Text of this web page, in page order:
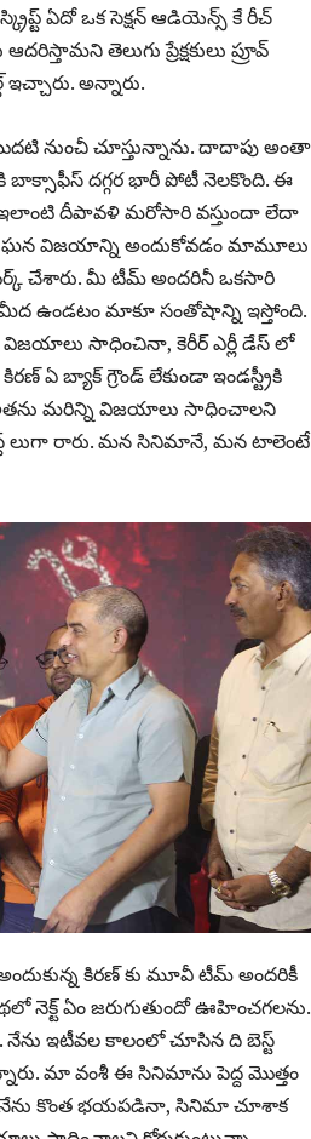
ఏదో ఒక సెక్షన్ ఆడియెన్స్ కే రీచ్
తెలుగు ప్రేక్షకులు ప్రూవ్
ఇచ్చారు. అన్నారు.
నుంచీ చూస్తున్నాను. దాదాపు అంతా
దగ్గర భారీ పోటీ నెలకొంది. ఈ
దీపావళి మరోసారి వస్తుందా లేదా
ఘన విజయాన్ని అందుకోవడం మామూలు
చేశారు. మీ టీమ్ అందరినీ ఒకసారి
ఉండటం మాకూ సంతోషాన్ని ఇస్తోంది.
సాధించినా, కెరీర్ ఎర్లీ డేస్ లో
బ్యాక్ గ్రౌండ్ లేకుండా ఇండస్ట్రీకి
అతను మరిన్ని విజయాలు సాధించాలని
లుగా రారు. మన సినిమానే, మన టాలెంటే
కిరణ్ కు మూవీ టీమ్ అందరికీ
నెక్ట్ ఏం జరుగుతుందో ఊహించగలను.
ఇటీవల కాలంలో చూసిన ది బెస్ట్
మా వంశీ ఈ సినిమాను పెద్ద మొత్తం
నేను కొంత భయపడినా, సినిమా చూశాక